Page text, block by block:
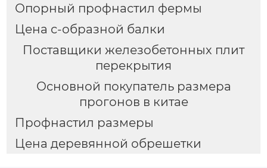
Опорный профнастил фермы
Цена с-образной балки
Поставщики железобетонных плит
перекрытия
Основной покупатель размера
прогонов в китае
Профнастил размеры
Цена деревянной обрешетки